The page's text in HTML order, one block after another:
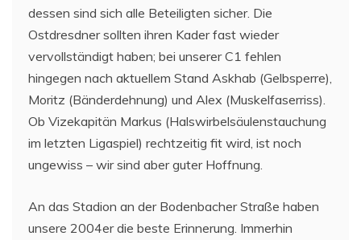
dessen sind sich alle Beteiligten sicher. Die
Ostdresdner sollten ihren Kader fast wieder
vervollständigt haben; bei unserer C1 fehlen
hingegen nach aktuellem Stand Askhab (Gelbsperre),
Moritz (Bänderdehnung) und Alex (Muskelfaserriss).
Ob Vizekapitän Markus (Halswirbelsäulenstauchung
im letzten Ligaspiel) rechtzeitig fit wird, ist noch
ungewiss – wir sind aber guter Hoffnung.
An das Stadion an der Bodenbacher Straße haben
unsere 2004er die beste Erinnerung. Immerhin